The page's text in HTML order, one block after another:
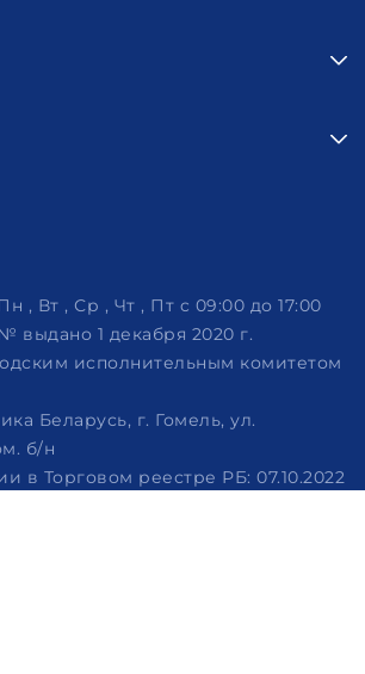
, Вт , Ср , Чт , Пт c 09:00 до 17:00
выдано 1 декабря 2020 г.
исполнительным комитетом
Беларусь, г. Гомель, ул.
б/н
в Торговом реестре РБ: 07.10.2022